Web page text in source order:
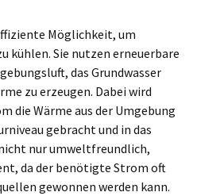
Möglichkeit, um
kühlen. Sie nutzen erneuerbare
das Grundwasser
zu erzeugen. Dabei wird
die Wärme aus der Umgebung
gebracht und in das
nur umweltfreundlich,
da der benötigte Strom oft
gewonnen werden kann.